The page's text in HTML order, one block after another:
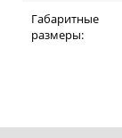
Габаритные
размеры: